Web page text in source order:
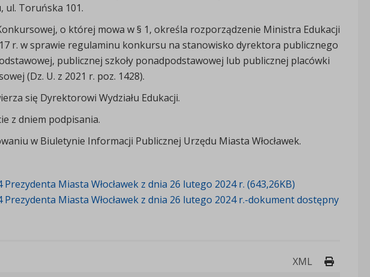
ul. Toruńska 101.
o której mowa w § 1, określa rozporządzenie Ministra Edukacji
r. w sprawie regulaminu konkursu na stanowisko dyrektora publicznego
publicznej szkoły ponadpodstawowej lub publicznej placówki
(Dz. U. z 2021 r. poz. 1428).
się Dyrektorowi Wydziału Edukacji.
z dniem podpisania.
w Biuletynie Informacji Publicznej Urzędu Miasta Włocławek.
Miasta Włocławek z dnia 26 lutego 2024 r. (643,26KB)
Miasta Włocławek z dnia 26 lutego 2024 r.-dokument dostępny
XML Drukuj